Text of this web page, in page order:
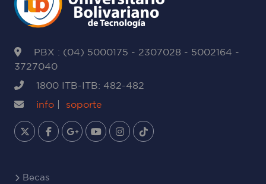
PBX : (04) 5000175 - 2307028 - 5002164 -
3727040
1800 ITB-ITB: 482-482
info
soporte
Becas